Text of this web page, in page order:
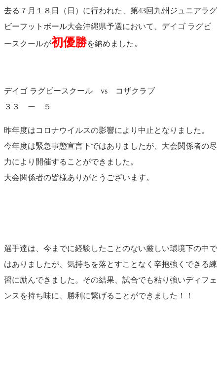
去る７月１８日（日）に行われた、第43回九州ジュニアラグ
ビーフットボール大会沖縄県予選において、デイゴ ラグビ
ースクールが初優勝を納めました。
デイゴ ラグビースクール vs コザクラブ
３３ ー ５
昨年度はコロナウイルスの影響により中止となりました。
今年度は緊急事態宣言下ではありましたが、大会関係者の尽
力により開催することができました。
大会関係者の皆様ありがとうございます。
選手達は、今までに経験したことのない厳しい環境下の中で
はありましたが、気持ちを落とすことなく辛抱強くできる練
習に励んできました。その結果、試合でも粘り強いディフェ
ンスを持ち味に、勝利に繋げることができました！！